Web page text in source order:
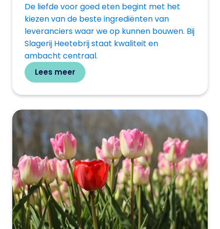
De liefde voor goed eten begint met het
kiezen van de beste ingrediënten van
leveranciers waar we op kunnen bouwen. Bij
Slagerij Heetebrij staat kwaliteit en
ambacht centraal.
Lees meer